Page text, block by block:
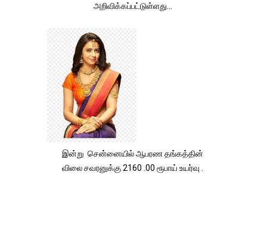
அறிவிக்கப்பட்டுள்ளது...
இன்று சென்னையில் ஆபரண தங்கத்தின்
விலை சவரனுக்கு 2160 .00 ரூபாய் உயர்வு .